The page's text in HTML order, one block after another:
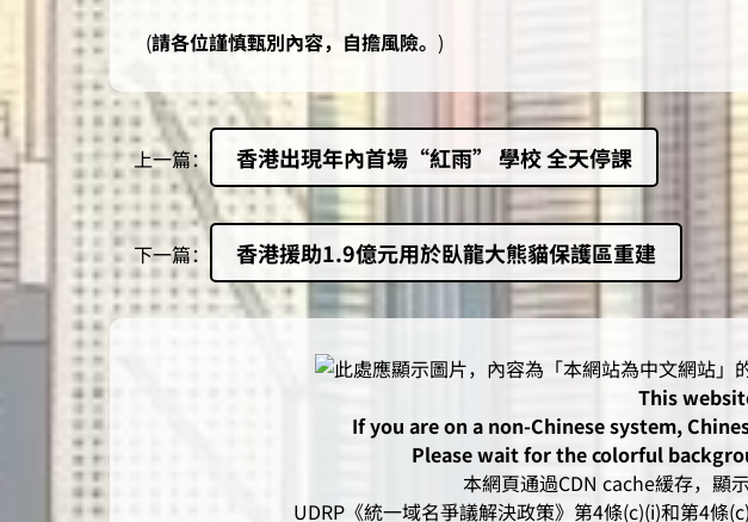
(請各位謹慎甄別內容，自擔風險。 )
上一篇： 香港出現年內首場“紅雨” 學校 全天停課
下一篇： 香港援助1.9億元用於臥龍大熊貓保護區重建
This
If you are on a non-Chinese system,
Please wait for the colorful
本網頁通過CDN cache緩存，顯
UDRP《統一域名爭議解決政策》第4條(c)(i)和第4條